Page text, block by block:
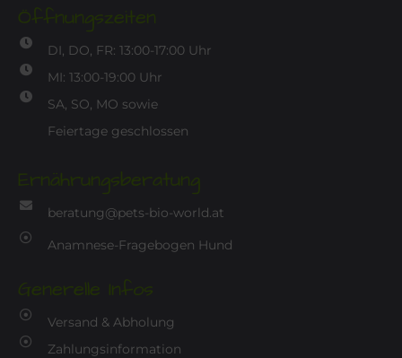
Öffnungszeiten
DI, DO, FR: 13:00-17:00 Uhr
MI: 13:00-19:00 Uhr
SA, SO, MO sowie
Feiertage geschlossen
Ernährungsberatung
beratung@pets-bio-world.at
Anamnese-Fragebogen Hund
Generelle Infos
Versand & Abholung
Zahlungsinformation